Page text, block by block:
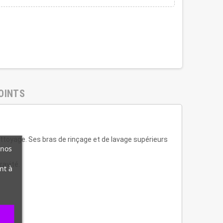
Ses bras de rinçage et de lavage supérieurs
à